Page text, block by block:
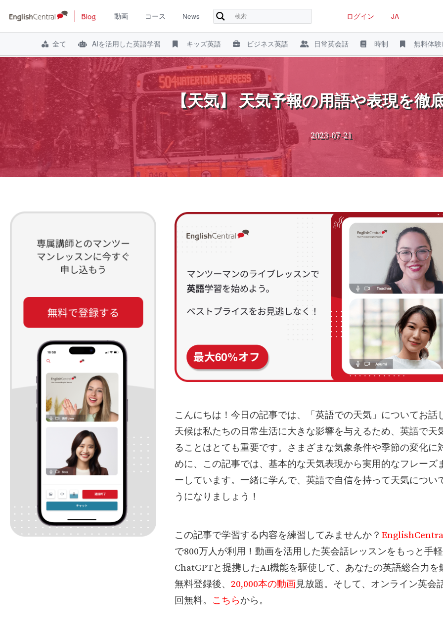
動画 コース News ログイン JA
全て AIを活用した英語学習 キッズ英語 ビジネス英語 日常英会話 時制 無料体
コ
ン
テ
ン
ツ
へ
ス
キ
ッ
プ
【天気】 天気予報の用語や表現を徹
2023-07-21
こんにちは！今日の記事では、「英語での天気」についてお話
天候は私たちの日常生活に大きな影響を与えるため、英語で天
ることはとても重要です。さまざまな気象条件や季節の変化に
めに、この記事では、基本的な天気表現から実用的なフレーズ
ーしています。一緒に学んで、英語で自信を持って天気につい
うになりましょう！
この記事で学習する内容を練習してみませんか？
で800万人が利用！動画を活用した英会話レッスンをもっと手
ChatGPTと提携したAI機能を駆使して、あなたの英語総合力を
無料登録後、 20,000本の動画見放題。そして、オンライン英会
回無料。 こちらから。